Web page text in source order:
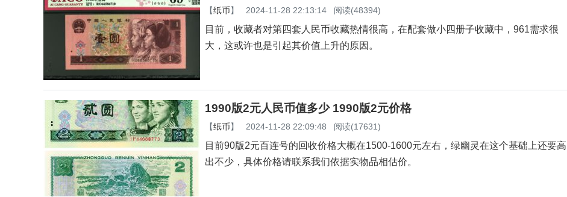
【纸币】 2024-11-28 22:13:14 阅读(48394)
目前，收藏者对第四套人民币收藏热情很高，在配套做小四册子收藏中，961需求很
大，这或许也是引起其价值上升的原因。
1990版2元人民币值多少 1990版2元价格
【纸币】 2024-11-28 22:09:48 阅读(17631)
目前90版2元百连号的回收价格大概在1500-1600元左右，绿幽灵在这个基础上还要高
出不少，具体价格请联系我们依据实物品相估价。